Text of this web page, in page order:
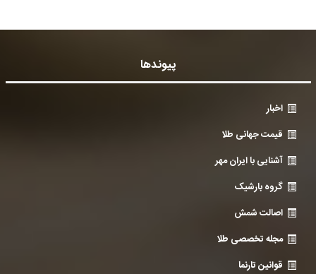
پیوندها
اخبار
قیمت جهانی طلا
آشنایی با ایران مهر
گروه بارشیک
اصالت شمش
مجله تخصصی طلا
قوانین تارنما